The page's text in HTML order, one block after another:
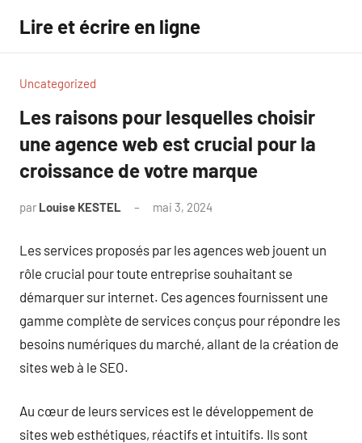
contenu
Lire et écrire en ligne
Uncategorized
Les raisons pour lesquelles choisir
une agence web est crucial pour la
croissance de votre marque
par Louise KESTEL mai 3, 2024
Les services proposés par les agences web jouent un
rôle crucial pour toute entreprise souhaitant se
démarquer sur internet. Ces agences fournissent une
gamme complète de services conçus pour répondre les
besoins numériques du marché, allant de la création de
sites web à le SEO.
Au cœur de leurs services est le développement de
sites web esthétiques, réactifs et intuitifs. Ils sont